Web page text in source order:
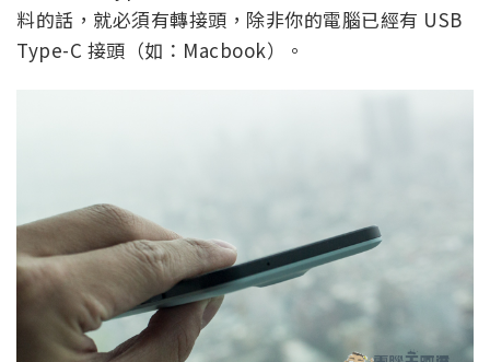
料的話，就必須有轉接頭，除非你的電腦已經有 USB
Type-C 接頭（如：Macbook）。